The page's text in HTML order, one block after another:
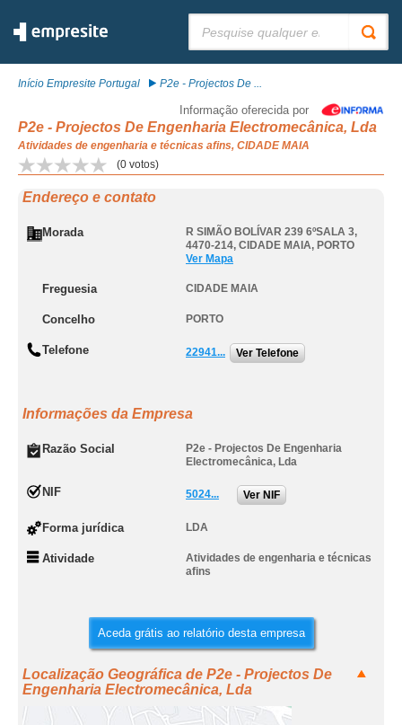
Início Empresite Portugal P2e - Projectos De ...
Informação oferecida por
P2e - Projectos De Engenharia Electromecânica, Lda
Atividades de engenharia e técnicas afins, CIDADE MAIA
(0 votos)
Endereço e contato
Morada
R SIMÃO BOLÍVAR 239 6ºSALA 3,
4470-214, CIDADE MAIA, PORTO
Ver Mapa
Freguesia CIDADE MAIA
Concelho PORTO
Telefone 22941... Ver Telefone
Informações da Empresa
Razão Social
P2e - Projectos De Engenharia
Electromecânica, Lda
NIF 5024... Ver NIF
Forma jurídica LDA
Atividade
Atividades de engenharia e técnicas
afins
Aceda grátis ao relatório desta empresa
Localização Geográfica de P2e - Projectos De
Engenharia Electromecânica, Lda